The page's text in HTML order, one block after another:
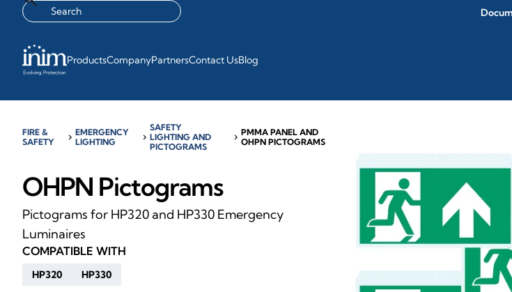
ProductsCompanyPartnersContact UsBlog
FIRE &
SAFETY
chevron_right EMERGENCY
LIGHTING
chevron_right
SAFETY
LIGHTING AND
PICTOGRAMS
chevron_right PMMA PANEL AND
OHPN PICTOGRAMS
OHPN Pictograms
Pictograms for HP320 and HP330 Emergency
Luminaires
COMPATIBLE WITH
HP320 HP330